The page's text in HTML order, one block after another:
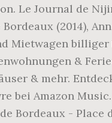
Le Journal de
(2014),
Mietwagen
&
& mehr.
bei Amazon
Bordeaux - Place